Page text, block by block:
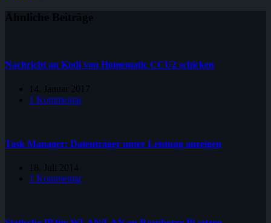
Ähnliche Beiträge
Nachricht an Kodi von Homematic CCU2 schicken
14. Januar 2017
1 Kommentar
Task Manager: Datenträger unter Leistung anzeigen
18. Juli 2014
1 Kommentar